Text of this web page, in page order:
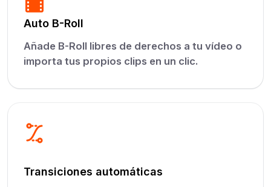
Auto B-Roll
Añade B-Roll libres de derechos a tu vídeo o
importa tus propios clips en un clic.
Transiciones automáticas